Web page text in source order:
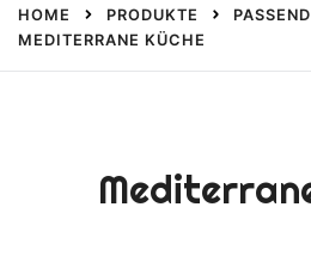
HOME PRODUKTE
MEDITERRANE KÜCHE